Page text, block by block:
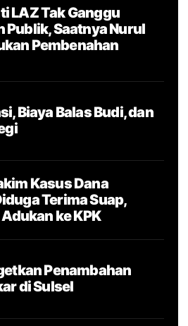
LAZ Tak Ganggu
Publik, Saatnya Nurul
Pembenahan
Biaya Balas Budi, dan
Kasus Dana
Terima Suap,
ke KPK
Penambahan
di Sulsel